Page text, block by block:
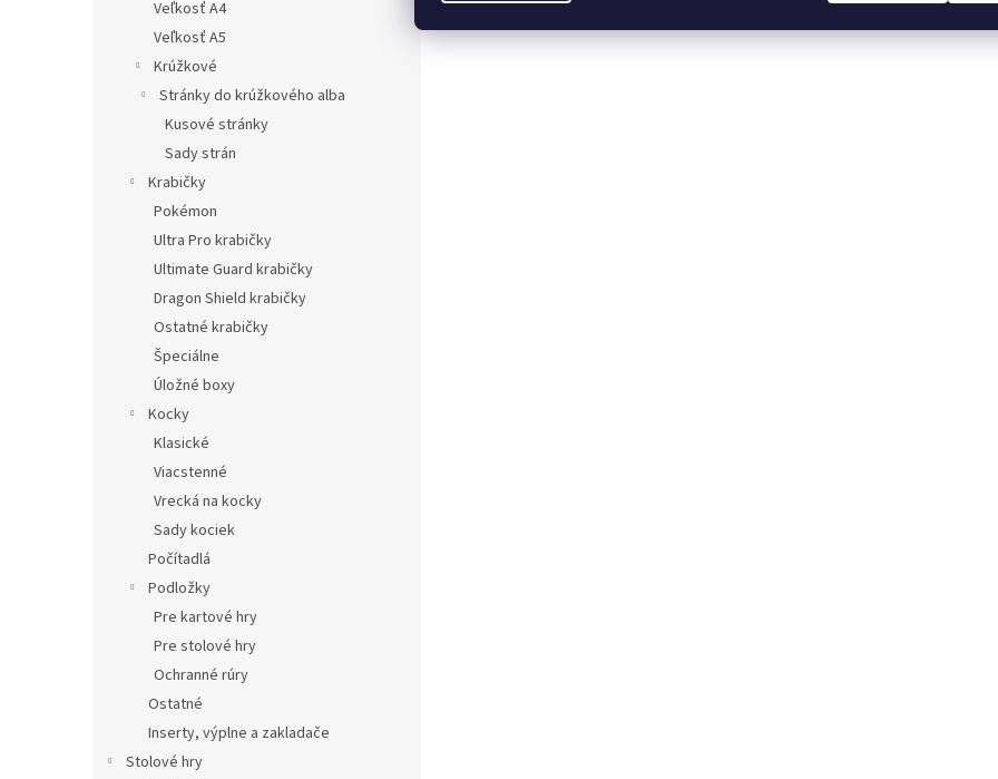
Veľkosť A4
Veľkosť A5
Krúžkové
Stránky do krúžkového alba
Kusové stránky
Sady strán
Krabičky
Pokémon
Ultra Pro krabičky
Ultimate Guard krabičky
Dragon Shield krabičky
Ostatné krabičky
Špeciálne
Úložné boxy
Kocky
Klasické
Viacstenné
Vrecká na kocky
Sady kociek
Počítadlá
Podložky
Pre kartové hry
Pre stolové hry
Ochranné rúry
Ostatné
Inserty, výplne a zakladače
Stolové hry